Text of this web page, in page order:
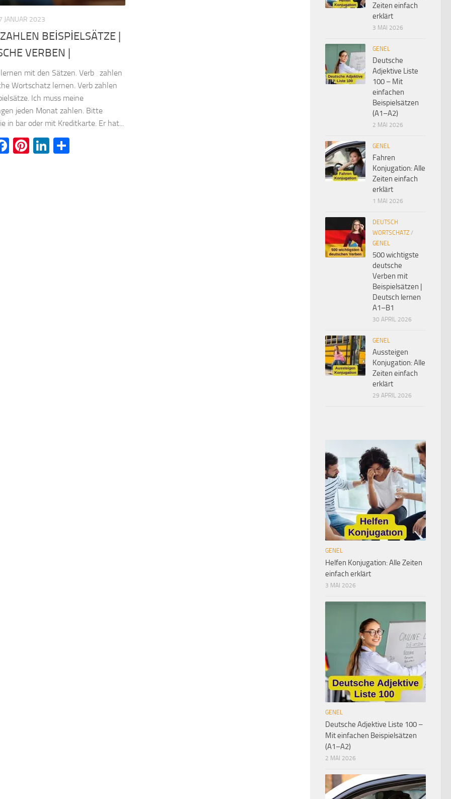
JANUAR 2023
BEİSPİELSÄTZE |
VERBEN |
mit den Sätzen. Verb ‚ zahlen
Wortschatz lernen. Verb zahlen
Ich muss meine
jeden Monat zahlen. Bitte
in bar oder mit Kreditkarte. Er hat...
Facebook
Pinterest
LinkedIn
Zeiten einfach
erklärt
3 MAI 2026
GENEL
Deutsche
Adjektive Liste
100 – Mit
einfachen
Beispielsätzen
(A1–A2)
2 MAI 2026
GENEL
Fahren
Konjugation: Alle
Zeiten einfach
erklärt
1 MAI 2026
DEUTSCH
WORTSCHATZ /
GENEL
500 wichtigste
deutsche
Verben mit
Beispielsätzen |
Deutsch lernen
A1–B1
30 APRIL 2026
GENEL
Aussteigen
Konjugation: Alle
Zeiten einfach
erklärt
29 APRIL 2026
GENEL
Helfen Konjugation: Alle Zeiten
einfach erklärt
3 MAI 2026
GENEL
Deutsche Adjektive Liste 100 –
Mit einfachen Beispielsätzen
(A1–A2)
2 MAI 2026